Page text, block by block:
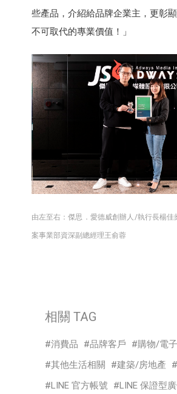
些產品，介紹給品牌企業主，更彰
不可取代的專業價值！」
由左至右：傑思．愛德威創辦人/執行長楊佳
案事業部資深副總經理王俞蓉
相關 TAG
消費品 品牌客戶
購物/電
其他生活相關
建築/房地產
LINE 官方帳號
LINE 保證型